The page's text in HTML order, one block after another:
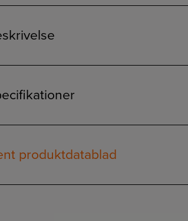
produktdatablad